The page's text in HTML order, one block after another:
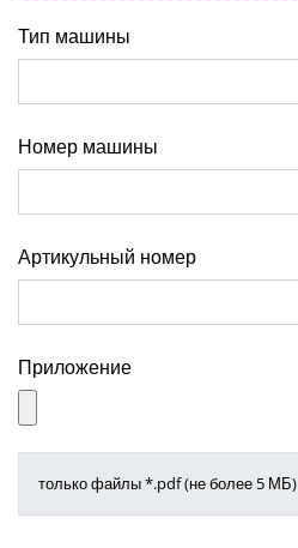
Тип машины
Номер машины
Артикульный номер
Приложение
только файлы *.pdf (не более 5 МБ)